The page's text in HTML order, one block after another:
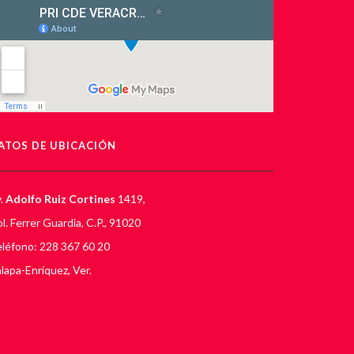
DE UBICACIÓN
Adolfo Ruiz Cortines 1419,
Ferrer Guardia, C.P., 91020
228 367 60 20
Enríquez, Ver.